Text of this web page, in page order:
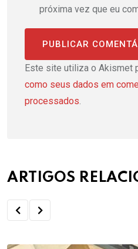
próxima vez que eu
Este site utiliza o Akismet
como seus dados em
processados.
ARTIGOS